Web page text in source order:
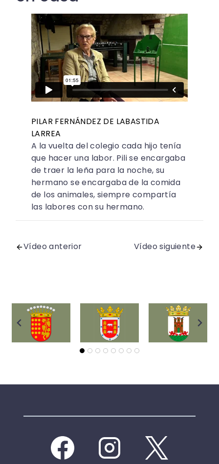
PILAR FERNÁNDEZ DE LABASTIDA
LARREA
A la vuelta del colegio cada hijo tenía
que hacer una labor. Pili se encargaba
de traer la leña para la noche, su
hermano se encargaba de la comida
de los animales, siempre compartía
las labores con su hermano.
Vídeo anterior Vídeo siguiente